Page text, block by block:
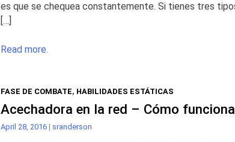
es que se chequea constantemente. Si tienes tres
[…]
Read more.
FASE DE COMBATE, HABILIDADES ESTÁTICAS
Acechadora en la red – Cómo
April 28, 2016 | sranderson